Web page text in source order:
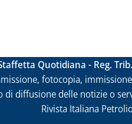
Quotidiana - Reg.
fotocopia,
di diffusione delle notizie o
Rivista Italiana